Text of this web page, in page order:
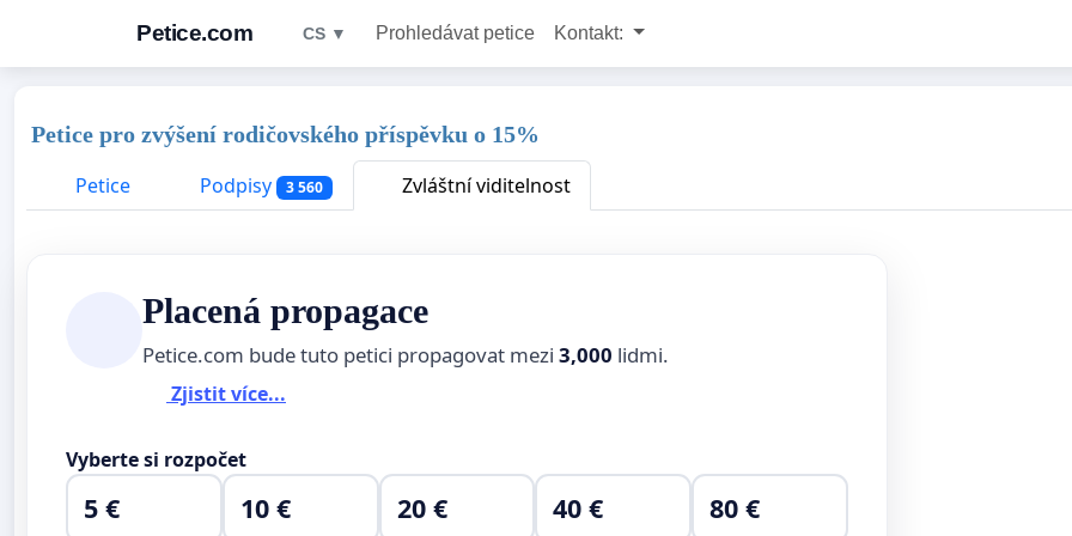
Petice.com CS ▼ Prohledávat petice Kontakt:
Petice pro zvýšení rodičovského příspěvku o 15%
Petice
Podpisy 3 560 Zvláštní viditelnost
Placená propagace
Petice.com bude tuto petici propagovat mezi 3,000 lidmi.
Zjistit více...
Vyberte si rozpočet
5 € 10 € 20 € 40 € 80 €